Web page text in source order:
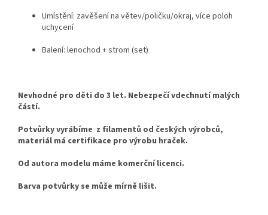
Umístění: zavěšení na větev/poličku/okraj, více poloh
uchycení
Balení: lenochod + strom (set)
Nevhodné pro děti do 3 let. Nebezpečí vdechnutí malých
částí.
Potvůrky vyrábíme z filamentů od českých výrobců,
materiál má certifikace pro výrobu hraček.
Od autora modelu máme komerční licenci.
Barva potvůrky se může mírně lišit.